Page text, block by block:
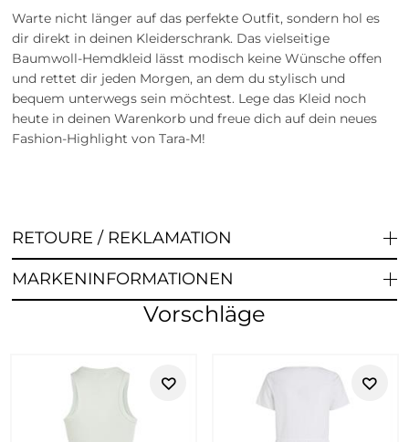
Warte nicht länger auf das perfekte Outfit, sondern hol es
dir direkt in deinen Kleiderschrank. Das vielseitige
Baumwoll-Hemdkleid lässt modisch keine Wünsche offen
und rettet dir jeden Morgen, an dem du stylisch und
bequem unterwegs sein möchtest. Lege das Kleid noch
heute in deinen Warenkorb und freue dich auf dein neues
Fashion-Highlight von Tara-M!
RETOURE / REKLAMATION
MARKENINFORMATIONEN
Vorschläge